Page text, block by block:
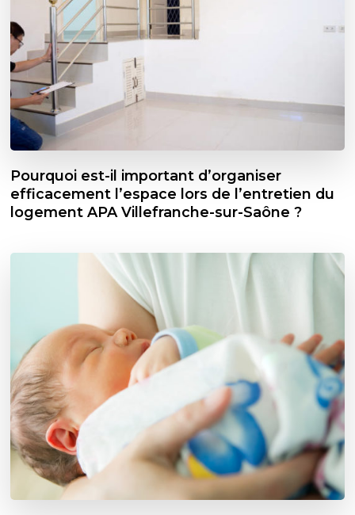
Pourquoi est-il important d’organiser
efficacement l’espace lors de l’entretien du
logement APA Villefranche-sur-Saône ?